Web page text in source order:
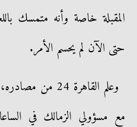
المقبلة خاصة وأنه متمسك
حتى الآن لم يحسم الأمر.
وعلم القاهرة 24
مع مسؤولي الزمالك في